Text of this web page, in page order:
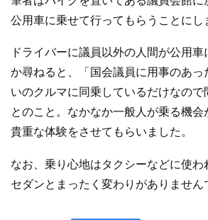
公用車に乗せて行ってもらうことにし
ドライバーに議員以外の人間が公用
か尋ねると、「国会議員に用事のあっ
いのクルマに同乗しているだけなので
とのこと。なかなか一般人が乗る機会
貴重な体験をさせてもらいました。
なお、乗り心地はタクシーなどに使わ
セダンとまったく変わりがありません